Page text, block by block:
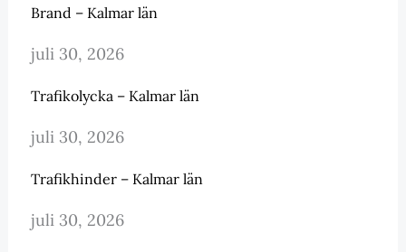
Brand – Kalmar län
juli 30, 2026
Trafikolycka – Kalmar län
juli 30, 2026
Trafikhinder – Kalmar län
juli 30, 2026